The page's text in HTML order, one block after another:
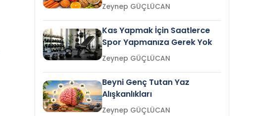
Zeynep GÜÇLÜCAN
Kas Yapmak İçin Saatlerce
Spor Yapmanıza Gerek Yok
Zeynep GÜÇLÜCAN
Beyni Genç Tutan Yaz
Alışkanlıkları
Zeynep GÜÇLÜCAN